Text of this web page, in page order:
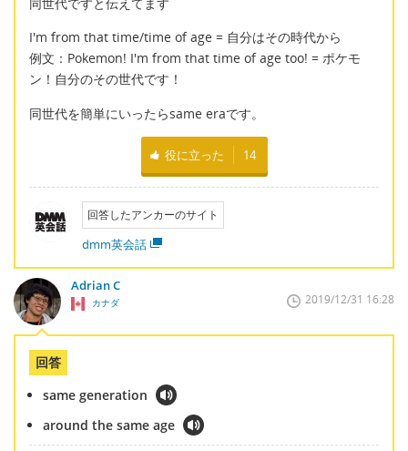
I'm from that time/time of age = 自分はその時代から
例文：Pokemon! I'm from that time of age too! = ポケモ
ン！自分のその世代です！
同世代を簡単にいったらsame eraです。
役に立った 14
回答したアンカーのサイト
dmm英会話
Adrian C
カナダ 2019/12/31 16:28
回答
same generation
around the same age